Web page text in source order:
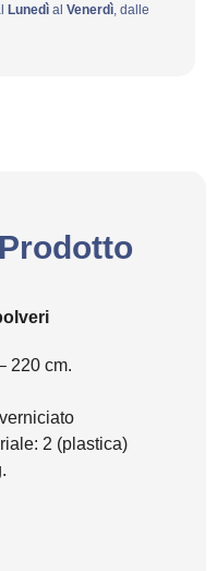
Lunedì al Venerdì , dalle
220 cm.
2 (plastica)